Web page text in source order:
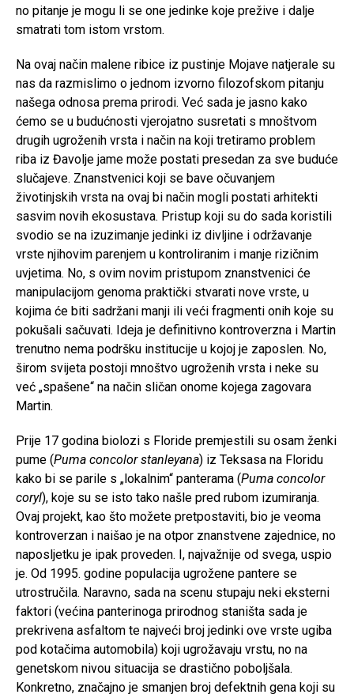
no pitanje je mogu li se one jedinke koje prežive i dalje
smatrati tom istom vrstom.
Na ovaj način malene ribice iz pustinje Mojave natjerale su
nas da razmislimo o jednom izvorno filozofskom pitanju
našega odnosa prema prirodi. Već sada je jasno kako
ćemo se u budućnosti vjerojatno susretati s mnoštvom
drugih ugroženih vrsta i način na koji tretiramo problem
riba iz Đavolje jame može postati presedan za sve buduće
slučajeve. Znanstvenici koji se bave očuvanjem
životinjskih vrsta na ovaj bi način mogli postati arhitekti
sasvim novih ekosustava. Pristup koji su do sada koristili
svodio se na izuzimanje jedinki iz divljine i održavanje
vrste njihovim parenjem u kontroliranim i manje rizičnim
uvjetima. No, s ovim novim pristupom znanstvenici će
manipulacijom genoma praktički stvarati nove vrste, u
kojima će biti sadržani manji ili veći fragmenti onih koje su
pokušali sačuvati. Ideja je definitivno kontroverzna i Martin
trenutno nema podršku institucije u kojoj je zaposlen. No,
širom svijeta postoji mnoštvo ugroženih vrsta i neke su
već „spašene“ na način sličan onome kojega zagovara
Martin.
Prije 17 godina biolozi s Floride premjestili su osam ženki
pume (Puma concolor stanleyana) iz Teksasa na Floridu
kako bi se parile s „lokalnim“ panterama (Puma concolor
coryl), koje su se isto tako našle pred rubom izumiranja.
Ovaj projekt, kao što možete pretpostaviti, bio je veoma
kontroverzan i naišao je na otpor znanstvene zajednice, no
naposljetku je ipak proveden. I, najvažnije od svega, uspio
je. Od 1995. godine populacija ugrožene pantere se
utrostručila. Naravno, sada na scenu stupaju neki eksterni
faktori (većina panterinoga prirodnog staništa sada je
prekrivena asfaltom te najveći broj jedinki ove vrste ugiba
pod kotačima automobila) koji ugrožavaju vrstu, no na
genetskom nivou situacija se drastično poboljšala.
Konkretno, značajno je smanjen broj defektnih gena koji su